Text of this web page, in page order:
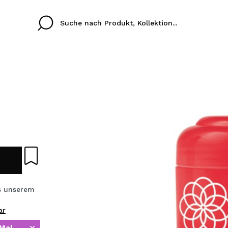
Ich habe hier kein
ICH
Durch die Erstellung
Einkäufe schnell
ALEMAN
Ines